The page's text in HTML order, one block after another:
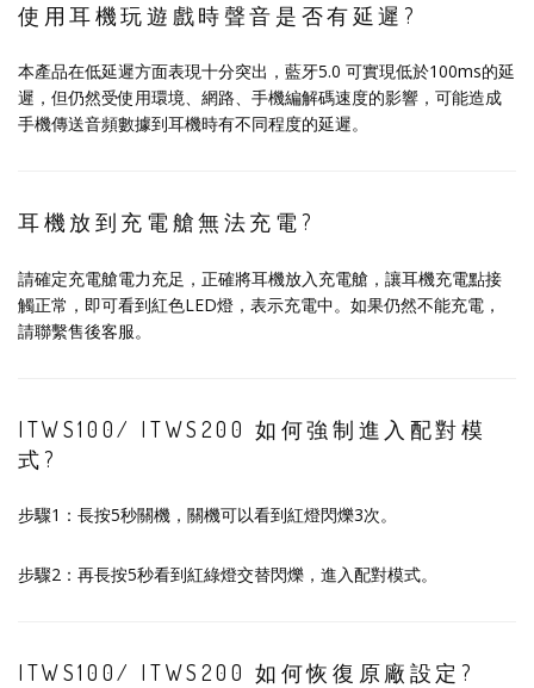
使用耳機玩遊戲時聲音是否有延遲?
本產品在低延遲方面表現十分突出，藍牙5.0 可實現低於100ms的延
遲，但仍然受使用環境、網路、手機編解碼速度的影響，可能造成
手機傳送音頻數據到耳機時有不同程度的延遲。
耳機放到充電艙無法充電?
請確定充電艙電力充足，正確將耳機放入充電艙，讓耳機充電點接
觸正常，即可看到紅色LED燈，表示充電中。如果仍然不能充電，
請聯繫售後客服。
ITWS100/ ITWS200 如何強制進入配對模
式?
步驟1：長按5秒關機，關機可以看到紅燈閃爍3次。
步驟2：再長按5秒看到紅綠燈交替閃爍，進入配對模式。
ITWS100/ ITWS200 如何恢復原廠設定?